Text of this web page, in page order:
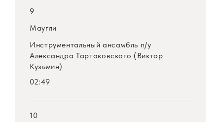
9
Маугли
Инструментальный ансамбль п/у
Александра Тартаковского (Виктор
Кузьмин)
02:49
10